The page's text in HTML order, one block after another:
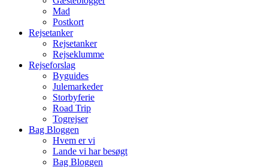
Mad
Postkort
Rejsetanker
Rejsetanker
Rejseklumme
Rejseforslag
Byguides
Julemarkeder
Storbyferie
Road Trip
Togrejser
Bag Bloggen
Hvem er vi
Lande vi har besøgt
Bag Bloggen